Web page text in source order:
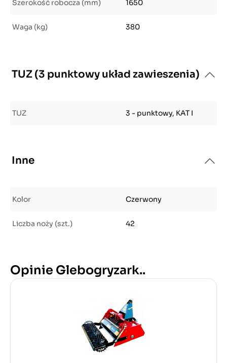
Szerokość robocza (mm) 1650
Waga (kg) 380
TUZ (3 punktowy układ zawieszenia)
TUZ 3 - punktowy, KAT I
Inne
Kolor Czerwony
Liczba noży (szt.) 42
Opinie Glebogryzark..